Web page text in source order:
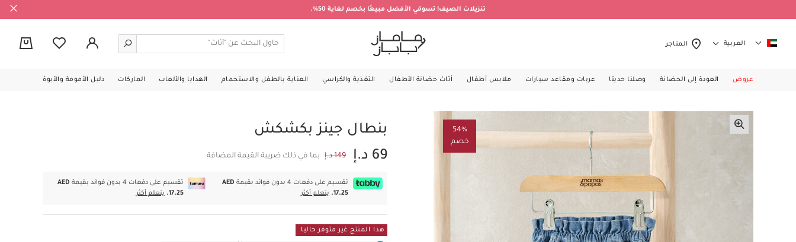
تنزيلات الصيف! تسوقي الأفضل مبيعًا بخصم لغاية 50%.
العربية المتاجر
عروض العودة إلى الحضانة وصلنا حديثا عربات ومقاعد سيارات ملابس أطفال أثاث حضانة الأطفال التغذية والكراسي العناية بالطفل والاستحمام الهدايا والألعاب الماركات دليل الأمومة والأبوة
54%
خصم
بنطال جينز بكشكش
69 د.إ
149 د.إ بما في ذلك ضريبة القيمة المضافة
تقسيم على دفعات 4 بدون فوائد بقيمة
AED
17.25.
يتعلم أكثر
تقسيم على دفعات 4 بدون فوائد بقيمة
AED
17.25.
يتعلم أكثر
هذا المنتج غير متوفر حاليا.